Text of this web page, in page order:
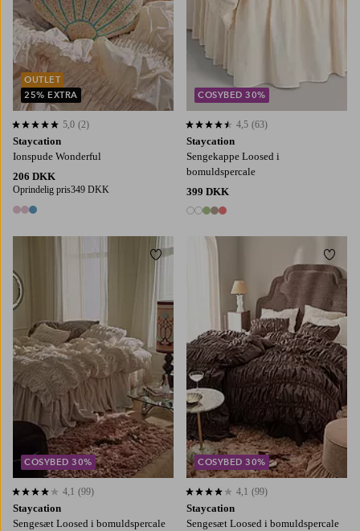
Staycation
Ionspude Wonderful
206 DKK
Oprindelig pris349 DKK
3 farver
5,0 baseret på 2 bedømmelser
5,0 (2)
OUTLET
25% EXTRA
Staycation
Sengekappe Loosed i
bomuldspercale
399 DKK
5 farver
4,5 baseret på 63 bedømmelser
4,5 (63)
COSYBED 30%
Staycation
Sengesæt Loosed i bomuldspercale
4,1 baseret på 99 bedømmelser
4,1 (99)
COSYBED 30%
Tilføj til favoritter
150X210
Staycation
Sengesæt Loosed i bomuldspercale
4,1 baseret på 99 bedømmelser
4,1 (99)
COSYBED 30%
220X220